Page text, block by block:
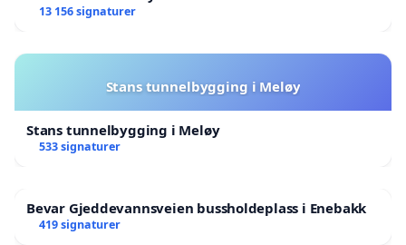
13 156 signaturer
Stans tunnelbygging i Meløy
Stans tunnelbygging i Meløy
533 signaturer
Bevar Gjeddevannsveien bussholdeplass i Enebakk
419 signaturer